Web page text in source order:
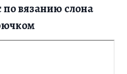
вязанию слона